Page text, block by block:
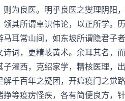
良医。明乎良医之燮理阴阳
其所谓卓识伟论，以正所学。
耳常山间，如东坡所谓隐君子
词，更精岐黄术。余耳其名，
濯西，克绍家学，精核医理，
千百年之疑团，开瘟疫门之觉
等疫疠怪疾，各有简便良方，